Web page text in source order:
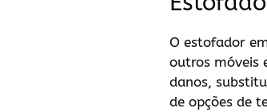
O estofador
outros móveis
danos,
de opções de